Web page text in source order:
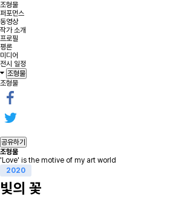
조형물
퍼포먼스
동영상
작가 소개
프로필
평론
미디어
전시 일정
조형물
조형물
공유하기
조형물
'Love' is the motive of my art world
2020
빛의 꽃